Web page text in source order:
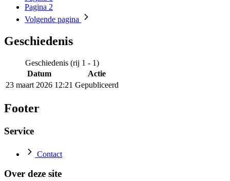
Pagina 2
Volgende pagina
Geschiedenis
Geschiedenis (rij 1 - 1)
Datum
Actie
23 maart 2026 12:21 Gepubliceerd
Footer
Service
Contact
Over deze site